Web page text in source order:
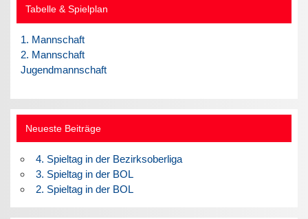
Tabelle & Spielplan
1. Mannschaft
2. Mannschaft
Jugendmannschaft
Neueste Beiträge
4. Spieltag in der Bezirksoberliga
3. Spieltag in der BOL
2. Spieltag in der BOL